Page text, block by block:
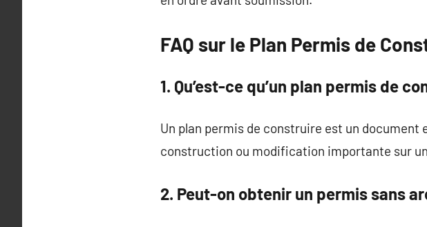
FAQ sur le Plan Permis de
1. Qu’est-ce qu’un plan permis de
Un plan permis de construire est un
construction ou modification importante sur
2. Peut-on obtenir un permis sans